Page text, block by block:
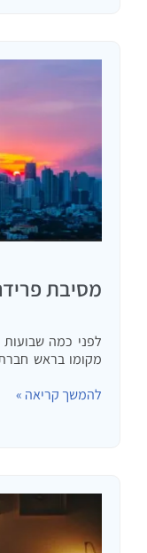
מסיבת
מקומו בראש
באפט הוא סמל
להמשך קריאה »